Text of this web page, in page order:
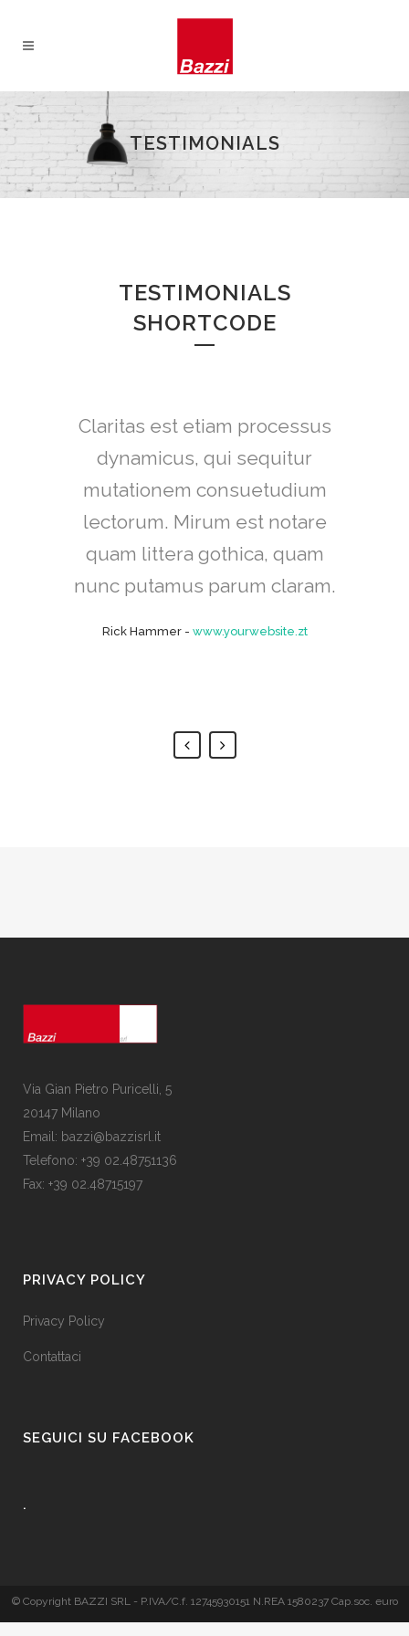
TESTIMONIALS
TESTIMONIALS
SHORTCODE
Lorem ipsum dolor sit amet,
feugiat delicata liberavisse id
cum, no quo maiorum
intellegebat, liber regione eu
sit. Mea cu case ludus integre,
vide viderer eleifend ex mea.
Claritas est etiam processus
dynamicus, qui sequitur
mutationem consuetudium
lectorum. Mirum est notare
quam littera gothica, quam
nunc putamus parum claram.
Rick Hammer- www.yourwebsite.zt
Via Gian Pietro Puricelli, 5
20147 Milano
Email: bazzi@bazzisrl.it
Telefono: +39 02.48751136
Fax: +39 02.48715197
PRIVACY POLICY
Privacy Policy
Contattaci
SEGUICI SU FACEBOOK
.
© Copyright BAZZI SRL - P.IVA/C.f. 12745930151 N.REA 1580237 Cap.soc. euro